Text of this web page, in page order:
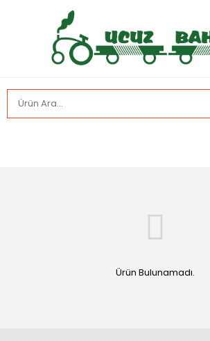
Ürün Bulunamadı.